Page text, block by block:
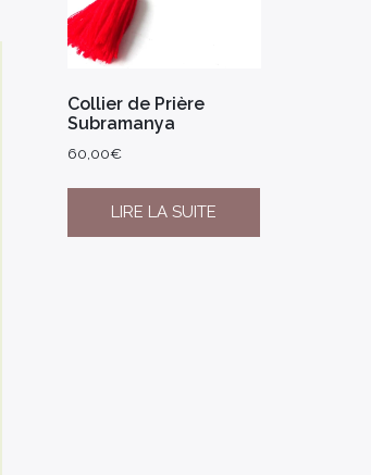
Collier de Prière
Subramanya
60,00€
LIRE LA SUITE